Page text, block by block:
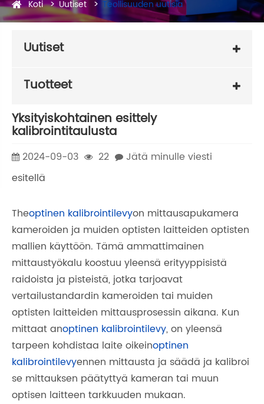
Koti Uutiset Teollisuuden uutisia
Uutiset
Tuotteet
Yksityiskohtainen esittely
kalibrointitaulusta
2024-09-03 22
Jätä minulle viesti
esitellä
Theoptinen kalibrointilevyon mittausapukamera
kameroiden ja muiden optisten laitteiden optisten
mallien käyttöön. Tämä ammattimainen
mittaustyökalu koostuu yleensä erityyppisistä
raidoista ja pisteistä, jotka tarjoavat
vertailustandardin kameroiden tai muiden
optisten laitteiden mittausprosessin aikana. Kun
mittaat anoptinen kalibrointilevy, on yleensä
tarpeen kohdistaa laite oikeinoptinen
kalibrointilevyennen mittausta ja säädä ja kalibroi
se mittauksen päätyttyä kameran tai muun
optisen laitteen tarkkuuden mukaan.